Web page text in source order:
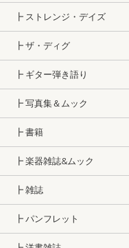
┣ ストレンジ・デイズ
┣ ザ・ディグ
┣ ギター弾き語り
┣ 写真集＆ムック
┣ 書籍
┣ 楽器雑誌&ムック
┣ 雑誌
┣ パンフレット